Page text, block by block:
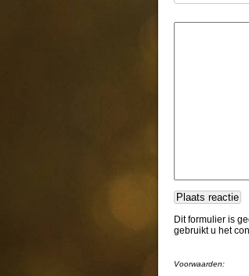
Dit formulier is
gebruikt u het
Voorwaarden: